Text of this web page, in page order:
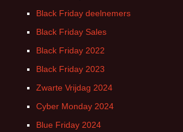
Black Friday deelnemers
Black Friday Sales
Black Friday 2022
Black Friday 2023
Zwarte Vrijdag 2024
Cyber Monday 2024
Blue Friday 2024